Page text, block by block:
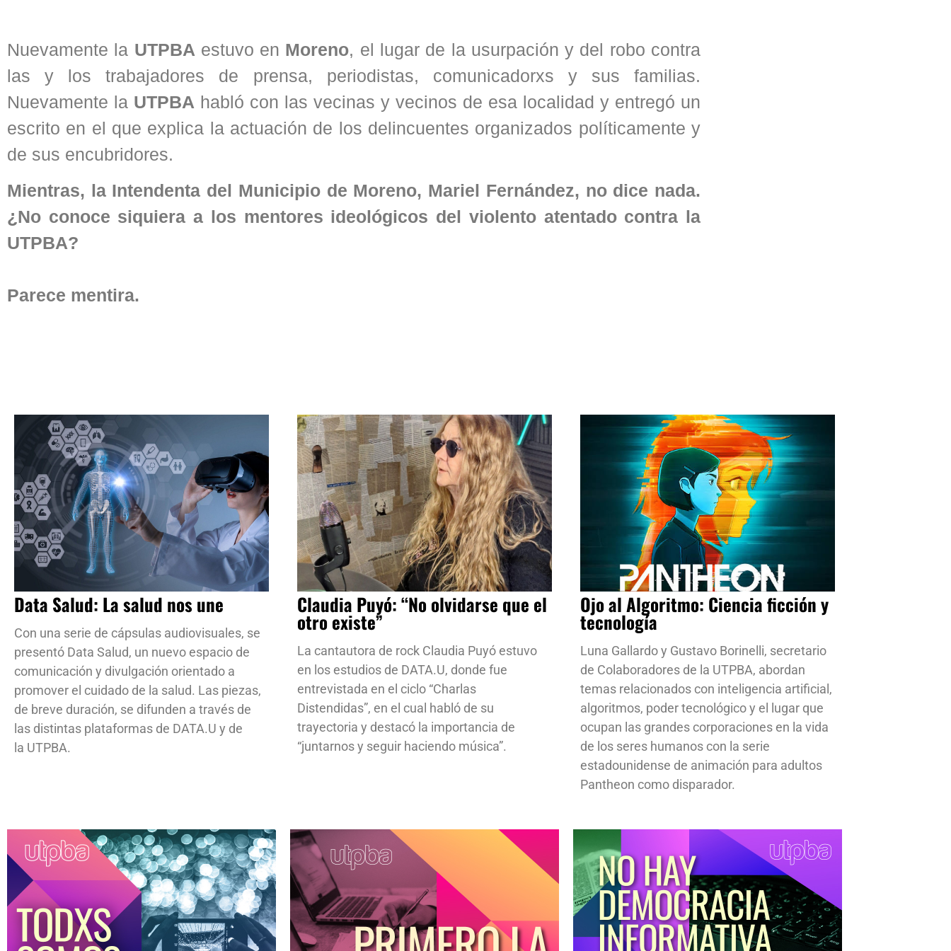
Nuevamente la UTPBA estuvo en Moreno, el lugar de la usurpación y del robo contra
las y los trabajadores de prensa, periodistas, comunicadorxs y sus familias.
Nuevamente la UTPBA habló con las vecinas y vecinos de esa localidad y entregó un
escrito en el que explica la actuación de los delincuentes organizados políticamente y
de sus encubridores.
Mientras, la Intendenta del Municipio de Moreno, Mariel Fernández, no dice nada.
¿No conoce siquiera a los mentores ideológicos del violento atentado contra la
UTPBA?
Parece mentira.
Data Salud: La salud nos une
Con una serie de cápsulas audiovisuales, se
presentó Data Salud, un nuevo espacio de
comunicación y divulgación orientado a
promover el cuidado de la salud. Las piezas,
de breve duración, se difunden a través de
las distintas plataformas de DATA.U y de
la UTPBA.
Claudia Puyó: “No olvidarse que el
otro existe”
La cantautora de rock Claudia Puyó estuvo
en los estudios de DATA.U, donde fue
entrevistada en el ciclo “Charlas
Distendidas”, en el cual habló de su
trayectoria y destacó la importancia de
“juntarnos y seguir haciendo música”.
Ojo al Algoritmo: Ciencia ficción y
tecnología
Luna Gallardo y Gustavo Borinelli, secretario
de Colaboradores de la UTPBA, abordan
temas relacionados con inteligencia artificial,
algoritmos, poder tecnológico y el lugar que
ocupan las grandes corporaciones en la vida
de los seres humanos con la serie
estadounidense de animación para adultos
Pantheon como disparador.